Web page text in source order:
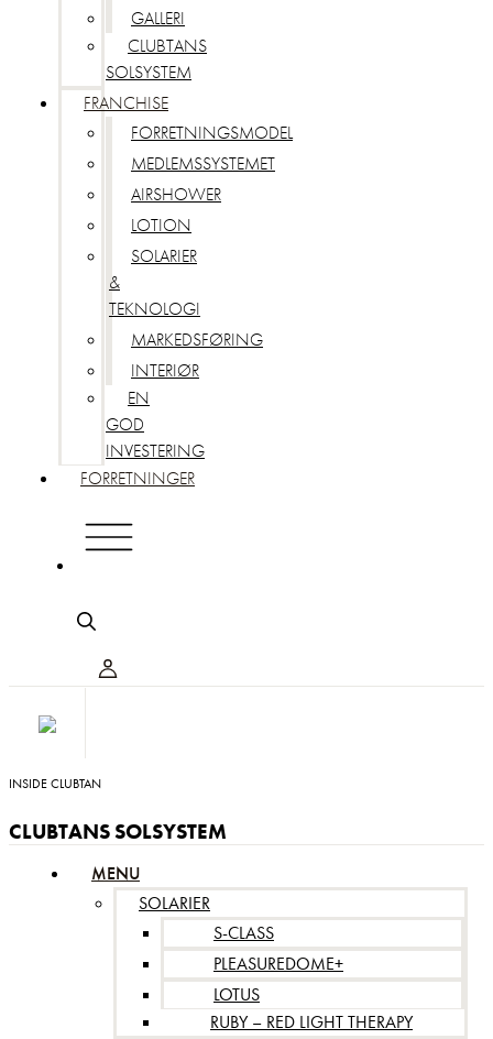
GALLERI
CLUBTANS
SOLSYSTEM
FRANCHISE
FORRETNINGSMODEL
MEDLEMSSYSTEMET
AIRSHOWER
LOTION
SOLARIER
&
TEKNOLOGI
MARKEDSFØRING
INTERIØR
EN
GOD
INVESTERING
FORRETNINGER
INSIDE CLUBTAN
CLUBTANS SOLSYSTEM
MENU
SOLARIER
S-CLASS
PLEASUREDOME+
LOTUS
RUBY – RED LIGHT THERAPY